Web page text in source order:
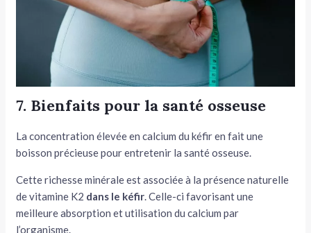
7. Bienfaits pour la santé osseuse
La concentration élevée en calcium du kéfir en fait une
boisson précieuse pour entretenir la santé osseuse.
Cette richesse minérale est associée à la présence naturelle
de vitamine K2 dans le kéfir. Celle-ci favorisant une
meilleure absorption et utilisation du calcium par
l’organisme.